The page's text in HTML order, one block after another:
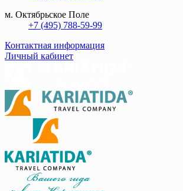
м. Октябрьское Поле
+7 (495) 788-59-99
Контактная информация
Личный кабинет